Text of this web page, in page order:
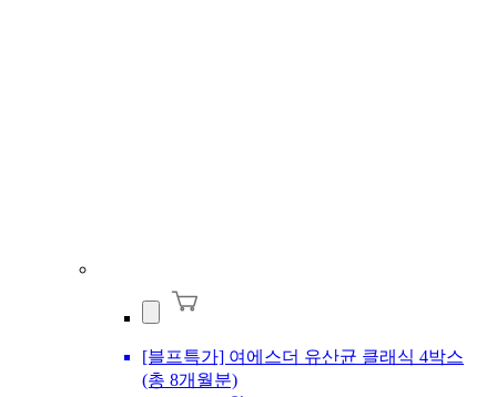
[블프특가] 여에스더 유산균 클래식 4박스
(총 8개월분)